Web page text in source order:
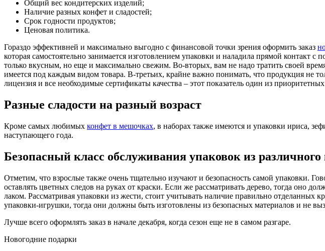
Общий вес кондитерских изделий;
Наличие разных конфет и сладостей;
Срок годности продуктов;
Ценовая политика.
Гораздо эффективней и максимально выгодно с финансовой точки зрения оформить заказ
которая самостоятельно занимается изготовлением упаковки и наладила прямой
только вкусным, но еще и максимально свежим. Во-вторых, вам не надо тратить своей
имеется под каждым видом товара. В-третьих, крайне важно понимать, что продукция не
лицензия и все необходимые сертификаты качества – этот показатель один из
Разные сладости на разный возраст
Кроме самых любимых конфет в мешочках, в наборах также имеются и упаковки ириса,
наступающего года.
Безопасный класс обслуживания упаковок из различного
Отметим, что взрослые также очень тщательно изучают и безопасность самой упаковки.
оставлять цветных следов на руках от краски. Если же рассматривать дерево, тогда оно
лаком. Рассматривая упаковки из жести, стоит учитывать наличие правильно
упаковки-игрушки, тогда они должны быть изготовлены из безопасных материалов и не
Лучше всего оформлять заказ в начале декабря, когда сезон еще не в самом разгаре.
Новогодние подарки